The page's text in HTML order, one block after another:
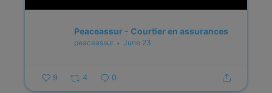
Peaceassur - Courtier en assurances
peaceassur June 23
9 4 0